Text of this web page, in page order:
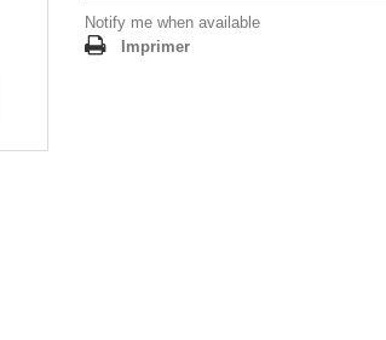
Notify me when available
Imprimer